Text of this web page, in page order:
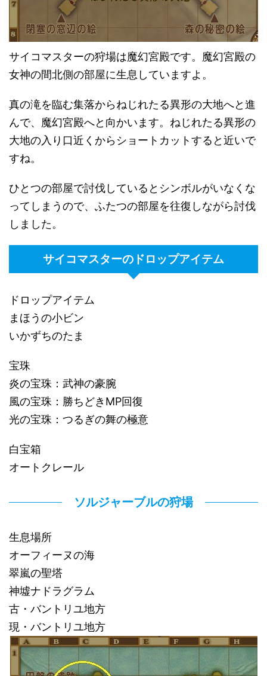
サイコマスターの狩場は魔幻宮殿です。魔幻宮殿の
女神の間北側の部屋に生息していますよ。
真の滝を臨む集落からねじれたる異形の大地へと進
んで、魔幻宮殿へと向かいます。ねじれたる異形の
大地の入り口近くからショートカットすると近いで
すね。
ひとつの部屋で討伐しているとシンボルがいなくな
ってしまうので、ふたつの部屋を往復しながら討伐
しました。
サイコマスターのドロップアイテム
ドロップアイテム
まほうの小ビン
いかずちのたま
宝珠
炎の宝珠：武神の豪腕
風の宝珠：勝ちどきMP回復
光の宝珠：つるぎの舞の極意
白宝箱
オートクレール
ソルジャーブルの狩場
生息場所
オーフィーヌの海
翠嵐の聖塔
神墟ナドラグラム
古・バントリユ地方
現・バントリユ地方